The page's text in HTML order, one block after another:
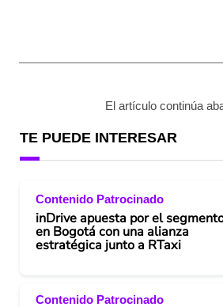
El artículo continúa
TE PUEDE INTERESAR
Contenido Patrocinado
inDrive apuesta por el
en Bogotá con una alianza
estratégica junto a RTaxi
Contenido Patrocinado